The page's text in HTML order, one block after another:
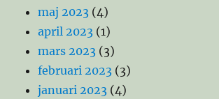
maj 2023 (4)
april 2023 (1)
mars 2023 (3)
februari 2023 (3)
januari 2023 (4)